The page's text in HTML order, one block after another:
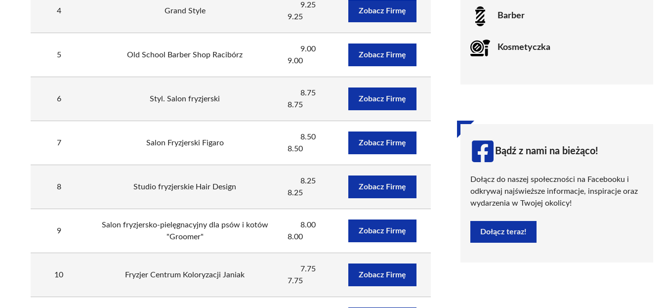
4 Grand Style
9.25
9.25
Zobacz Firmę
5 Old School Barber Shop Racibórz
9.00
9.00
Zobacz Firmę
6 Styl. Salon fryzjerski
8.75
8.75
Zobacz Firmę
7 Salon Fryzjerski Figaro
8.50
8.50
Zobacz Firmę
8 Studio fryzjerskie Hair Design
8.25
8.25
Zobacz Firmę
9
Salon fryzjersko-pielęgnacyjny dla psów i kotów
"Groomer"
8.00
8.00
Zobacz Firmę
10 Fryzjer Centrum Koloryzacji Janiak
7.75
7.75
Zobacz Firmę
Barber
Kosmetyczka
Bądź z nami na bieżąco!
Dołącz do naszej społeczności na Facebooku i
odkrywaj najświeższe informacje, inspiracje oraz
wydarzenia w Twojej okolicy!
Dołącz teraz!